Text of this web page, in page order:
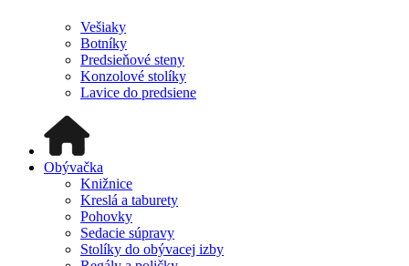
Vešiaky
Botníky
Predsieňové steny
Konzolové stolíky
Lavice do predsiene
Obývačka
Knižnice
Kreslá a taburety
Pohovky
Sedacie súpravy
Stolíky do obývacej izby